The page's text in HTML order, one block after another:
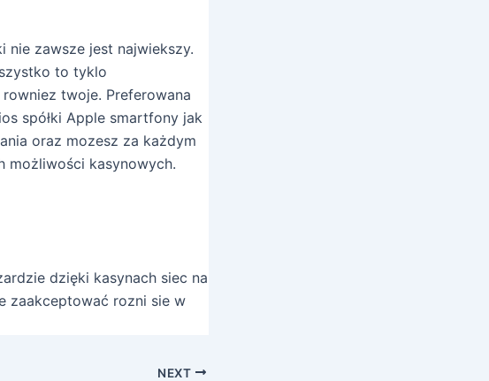
nie zawsze jest najwiekszy.
to tyklo
twoje. Preferowana
spółki Apple smartfony jak
oraz mozesz za każdym
możliwości kasynowych.
dzięki kasynach siec na
zaakceptować rozni sie w
NEXT